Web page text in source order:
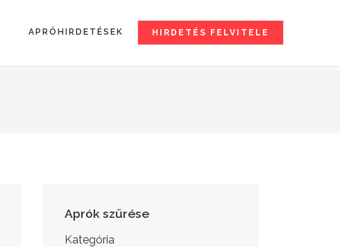
HIRDETÉS FELVITELE
APRÓHIRDETÉSEK
Aprók szűrése
Kategória